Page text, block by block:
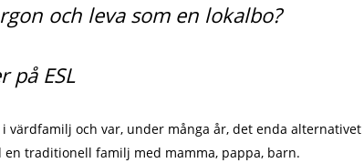
och leva som en lokalbo?
på ESL
värdfamilj och var, under många år, det enda
traditionell familj med mamma, pappa, barn.